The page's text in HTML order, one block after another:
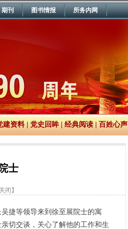
期刊 图书情报 所务内网
建资料| 党史回眸| 经典阅读 百姓心声
士
关闭 】
捷等领导来到徐至展院士的寓
切交谈，关心了解他的工作和生